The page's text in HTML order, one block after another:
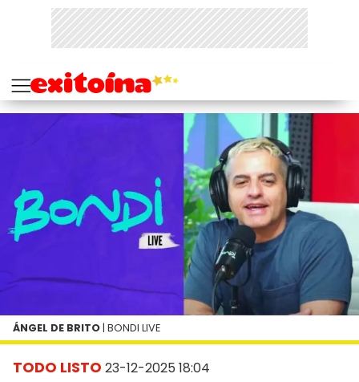
TODO LISTO 23-12-2025 18:04
ÁNGEL DE BRITO | BONDI LIVE